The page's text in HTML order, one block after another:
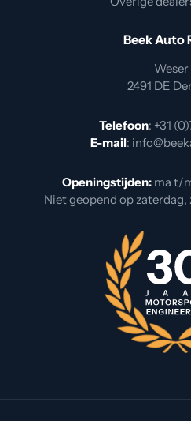
Beek Auto
Weser
2491 DE
Telefoon: +31
E-mail:
Openingstijden: ma t/
Niet geopend op zaterdag,